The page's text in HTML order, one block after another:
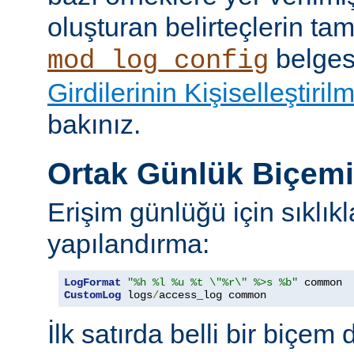
oluşturan belirteçlerin
mod_log_config
Girdilerinin
bakınız.
Ortak Günlük
Erişim günlüğü için
yapılandırma:
LogFormat "%h %l %u %t \"%r\" %>s %b"
CustomLog logs/access_log common
İlk satırda belli bir biçem